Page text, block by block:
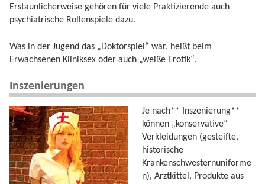
Erstaunlicherweise gehören für viele Praktizierende auch
psychiatrische Rollenspiele dazu.
Was in der Jugend das „Doktorspiel“ war, heißt beim
Erwachsenen Kliniksex oder auch „weiße Erotik“.
Inszenierungen
Je nach** Inszenierung**
können „konservative“
Verkleidungen (gesteifte,
historische
Krankenschwesternuniforme
n), Arztkittel, Produkte aus